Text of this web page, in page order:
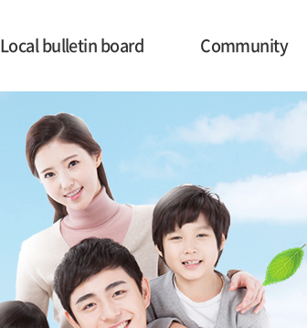
Local bulletin board Community